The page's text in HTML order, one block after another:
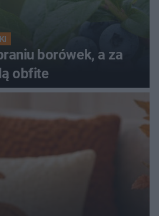
borówek, a za
obfite